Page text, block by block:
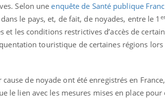
Selon uneenquête de Santé publique
le pays, et, de fait, de noyades, entre le 1 er
les conditions restrictives d’accès de
touristique de certaines régions lors
de noyade ont été enregistrés en
le lien avec les mesures mises en place pour
mental ou
de la
ce qui la rend
En 2026, l'insuline dans le
reste entourée d'idées reçues
patients comme parfois chez les